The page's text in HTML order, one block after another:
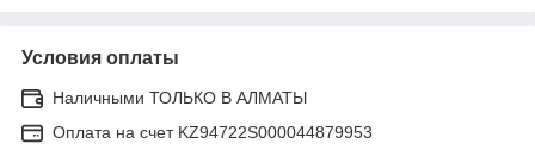
Условия оплаты
Наличными ТОЛЬКО В АЛМАТЫ
Оплата на счет KZ94722S000044879953